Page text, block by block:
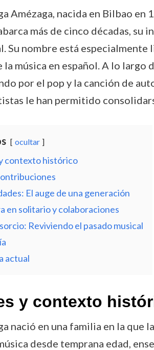
Amézaga, nacida en Bilbao en
más de cinco décadas,
Su nombre está especialmente
música en español. A lo largo
por el pop y la canción de
le han permitido
ocultar
contexto histórico
El auge de una generación
en solitario y colaboraciones
Reviviendo el pasado musical
actual
y contexto
nació en una familia en la que
desde temprana edad,